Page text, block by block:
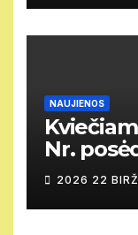
NAUJIENOS
Nr.
2026 22